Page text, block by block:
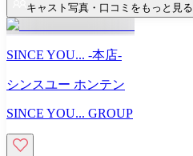
キャスト写真・口コミをもっと見る
SINCE YOU... -本店-
シンスユー ホンテン
SINCE YOU... GROUP